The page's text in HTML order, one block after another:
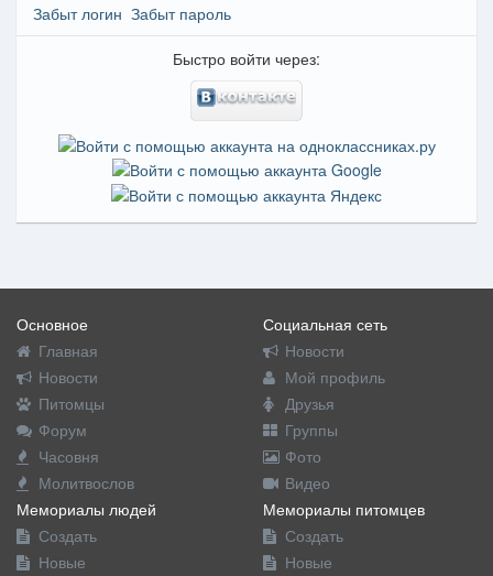
Забыт логин Забыт пароль
Быстро войти через:
Основное
Главная
Новости
Питомцы
Форум
Часовня
Молитвослов
Социальная сеть
Новости
Мой профиль
Друзья
Группы
Фото
Видео
Мемориалы людей
Создать
Новые
Мемориалы питомцев
Создать
Новые